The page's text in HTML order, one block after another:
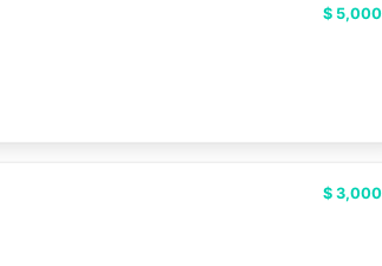
$ 5,000
$ 3,000